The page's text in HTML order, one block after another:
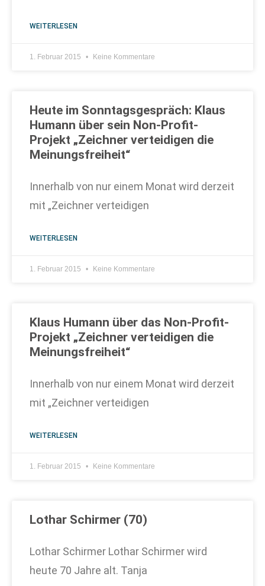
WEITERLESEN
1. Februar 2015 Keine Kommentare
Heute im Sonntagsgespräch: Klaus
Humann über sein Non-Profit-
Projekt „Zeichner verteidigen die
Meinungsfreiheit“
Innerhalb von nur einem Monat wird derzeit
mit „Zeichner verteidigen
WEITERLESEN
1. Februar 2015 Keine Kommentare
Klaus Humann über das Non-Profit-
Projekt „Zeichner verteidigen die
Meinungsfreiheit“
Innerhalb von nur einem Monat wird derzeit
mit „Zeichner verteidigen
WEITERLESEN
1. Februar 2015 Keine Kommentare
Lothar Schirmer (70)
Lothar Schirmer Lothar Schirmer wird
heute 70 Jahre alt. Tanja